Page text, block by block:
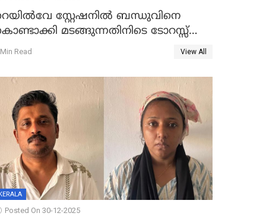
സ്റ്റേഷനിൽ ബന്ധുവിനെ
മടങ്ങുന്നതിനിടെ ടോറസ്സ്
സ്കൂട്ടറിൽ ഇടിച്ചു : യുവതിക്ക്
Read View All
Posted On 30-12-2025